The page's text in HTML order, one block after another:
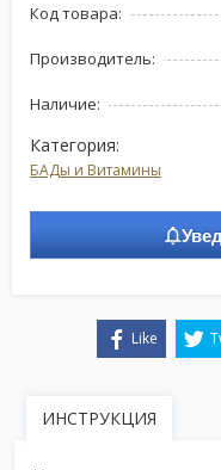
Код товара:
Производитель:
Наличие:
Категория:
БАДы и Витамины
Like
ИНСТРУКЦИЯ